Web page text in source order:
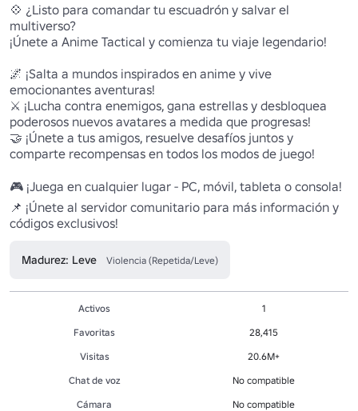
💠 ¿Listo para comandar tu escuadrón y salvar el
multiverso?
¡Únete a Anime Tactical y comienza tu viaje legendario!
🌌 ¡Salta a mundos inspirados en anime y vive
emocionantes aventuras!
⚔️ ¡Lucha contra enemigos, gana estrellas y desbloquea
poderosos nuevos avatares a medida que progresas!
🤝 ¡Únete a tus amigos, resuelve desafíos juntos y
comparte recompensas en todos los modos de juego!
🎮 ¡Juega en cualquier lugar - PC, móvil, tableta o consola!
📌 ¡Únete al servidor comunitario para más información y
códigos exclusivos!
Madurez: Leve Violencia (Repetida/Leve)
Activos
1
Favoritas
28,415
Visitas
20.6M+
Chat de voz
No compatible
Cámara
No compatible